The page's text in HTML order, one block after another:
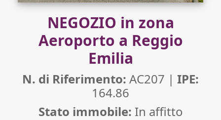
NEGOZIO in zona
Aeroporto a Reggio
Emilia
N. di Riferimento: AC207 | IPE:
164.86
Stato immobile: In affitto